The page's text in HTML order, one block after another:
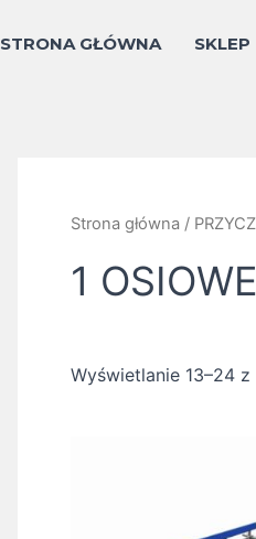
STRONA GŁÓWNA SKLEP
Strona główna /
1 OSIOWE
Wyświetlanie 13–24